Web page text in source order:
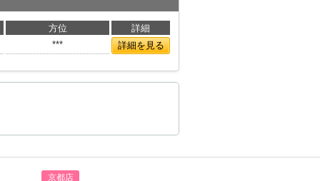
方位
詳細
***
詳細を見る
京都店